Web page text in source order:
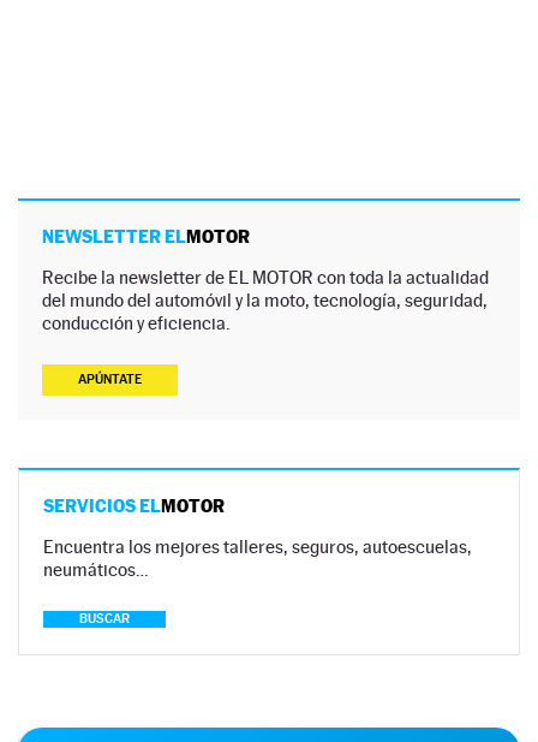
NEWSLETTER ELMOTOR
Recibe la newsletter de EL MOTOR con toda la actualidad
del mundo del automóvil y la moto, tecnología, seguridad,
conducción y eficiencia.
APÚNTATE
SERVICIOS ELMOTOR
Encuentra los mejores talleres, seguros, autoescuelas,
neumáticos…
BUSCAR